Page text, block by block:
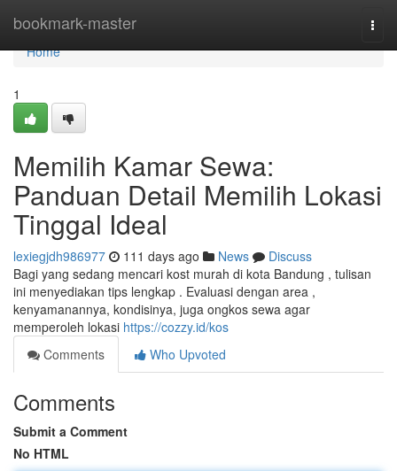
bookmark-master
Home
Home
1
Memilih Kamar Sewa:
Panduan Detail Memilih Lokasi
Tinggal Ideal
lexiegjdh986977 111 days ago News
Discuss
Bagi yang sedang mencari kost murah di kota Bandung , tulisan
ini menyediakan tips lengkap . Evaluasi dengan area ,
kenyamanannya, kondisinya, juga ongkos sewa agar
memperoleh lokasi https://cozzy.id/kos
Comments
Who Upvoted
Comments
Submit a Comment
No HTML